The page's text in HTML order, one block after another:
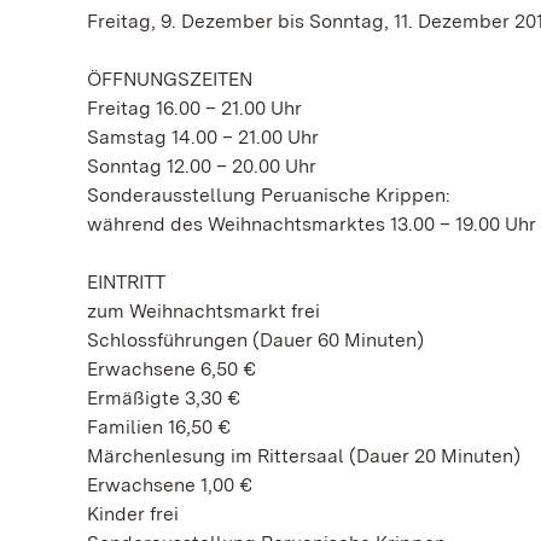
Freitag, 9. Dezember bis Sonntag, 11. Dezember
ÖFFNUNGSZEITEN
Freitag 16.00 – 21.00 Uhr
Samstag 14.00 – 21.00 Uhr
Sonntag 12.00 – 20.00 Uhr
Sonderausstellung Peruanische Krippen:
während des Weihnachtsmarktes 13.00 – 19.00 Uhr
EINTRITT
zum Weihnachtsmarkt frei
Schlossführungen (Dauer 60 Minuten)
Erwachsene 6,50 €
Ermäßigte 3,30 €
Familien 16,50 €
Märchenlesung im Rittersaal (Dauer 20 Minuten)
Erwachsene 1,00 €
Kinder frei